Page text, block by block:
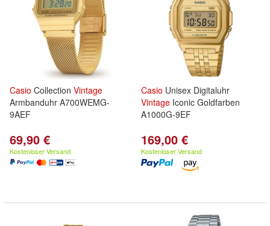
Casio Collection Vintage
Armbanduhr A700WEMG-
9AEF
69,90 €
Kostenloser Versand
Casio Unisex Digitaluhr
Vintage Iconic Goldfarben
A1000G-9EF
169,00 €
Kostenloser Versand